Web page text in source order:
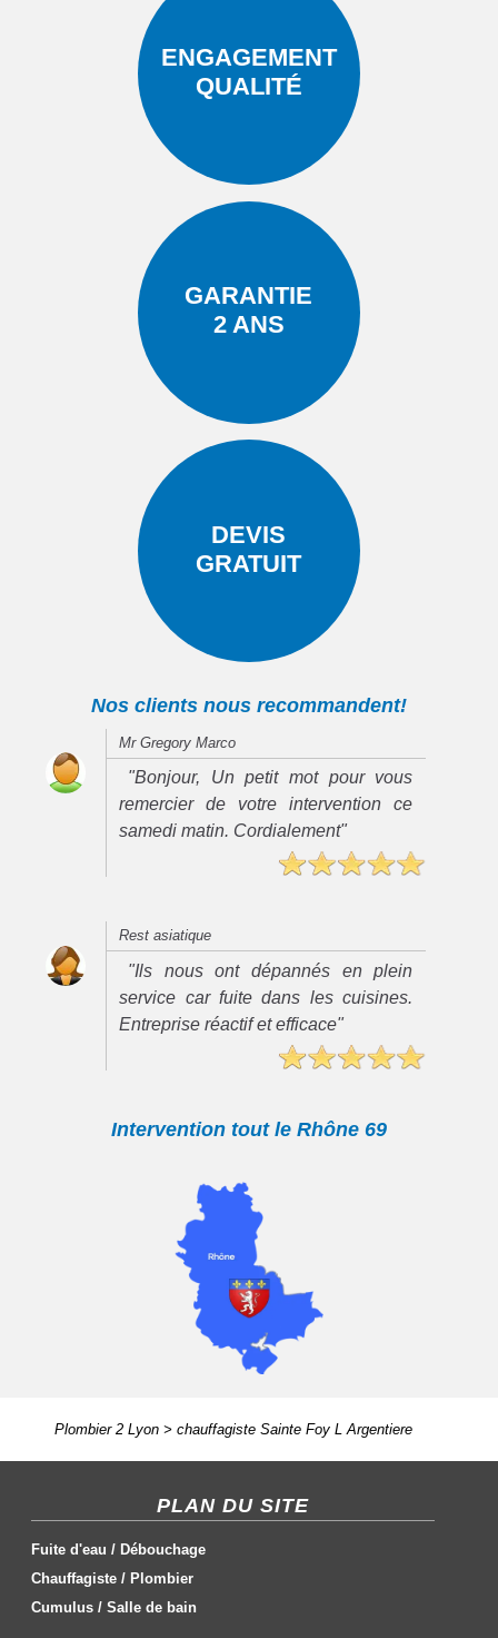
ENGAGEMENT
QUALITÉ
GARANTIE
2 ANS
DEVIS
GRATUIT
Nos clients nous recommandent!
Mr Gregory Marco
"Bonjour, Un petit mot pour vous
remercier de votre intervention ce
samedi matin. Cordialement"
Rest asiatique
"Ils nous ont dépannés en plein
service car fuite dans les cuisines.
Entreprise réactif et efficace"
Intervention tout le Rhône 69
Plombier 2 Lyon> chauffagiste Sainte Foy L Argentiere
PLAN DU SITE
Fuite d'eau / Débouchage
Chauffagiste / Plombier
Cumulus /Salle de bain